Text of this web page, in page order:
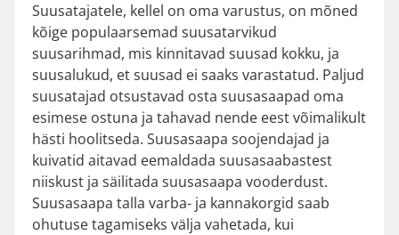
Suusatajatele, kellel on oma varustus, on mõned
kõige populaarsemad suusatarvikud
suusarihmad, mis kinnitavad suusad kokku, ja
suusalukud, et suusad ei saaks varastatud. Paljud
suusatajad otsustavad osta suusasaapad oma
esimese ostuna ja tahavad nende eest võimalikult
hästi hoolitseda. Suusasaapa soojendajad ja
kuivatid aitavad eemaldada suusasaabastest
niiskust ja säilitada suusasaapa vooderdust.
Suusasaapa talla varba- ja kannakorgid saab
ohutuse tagamiseks välja vahetada, kui